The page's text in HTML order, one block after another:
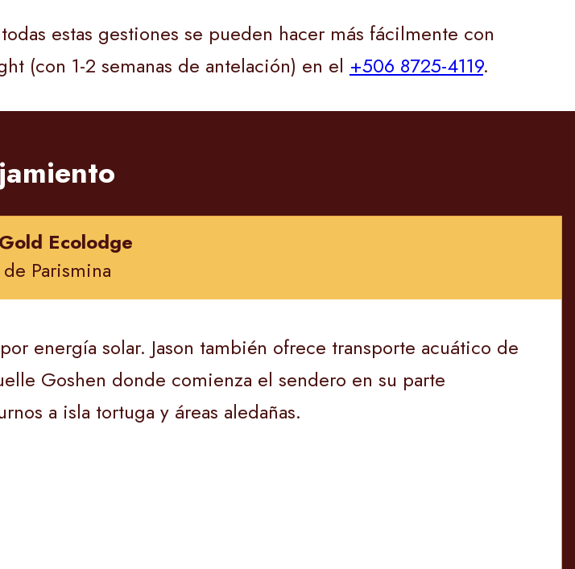
estas gestiones se pueden hacer más fácilmente con
(con 1-2 semanas de antelación) en el +506 8725-4119.
Ecolodge
de Parismina
energía solar. Jason también ofrece transporte acuático de
Goshen donde comienza el sendero en su parte
a isla tortuga y áreas aledañas.